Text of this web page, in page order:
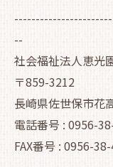
--
社会福祉法人恵光
〒859-3212
長崎県佐世保市花
電話番号 : 0956-
FAX番号 : 0956-